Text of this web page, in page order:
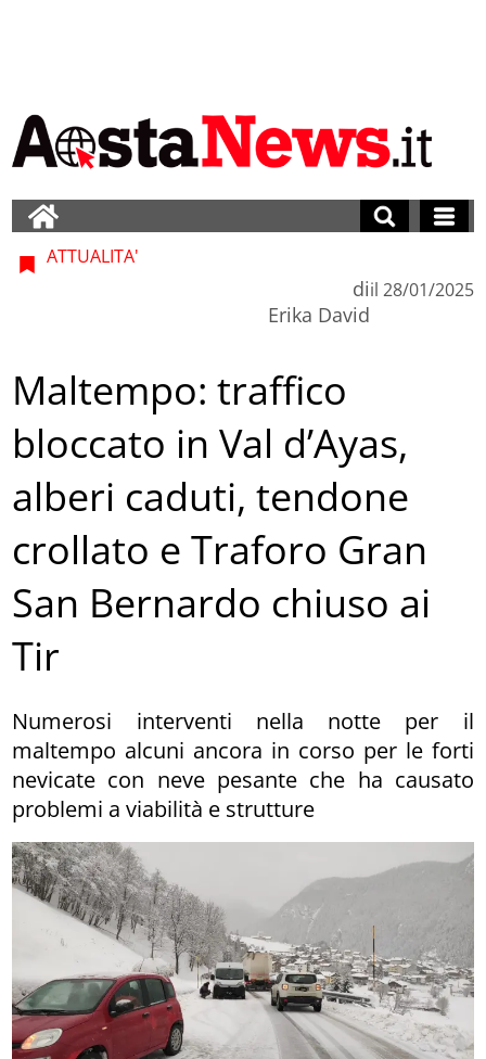
ATTUALITA'
di
Erika David
il 28/01/2025
Maltempo: traffico
bloccato in Val d’Ayas,
alberi caduti, tendone
crollato e Traforo Gran
San Bernardo chiuso ai
Tir
Numerosi interventi nella notte per il
maltempo alcuni ancora in corso per le forti
nevicate con neve pesante che ha causato
problemi a viabilità e strutture